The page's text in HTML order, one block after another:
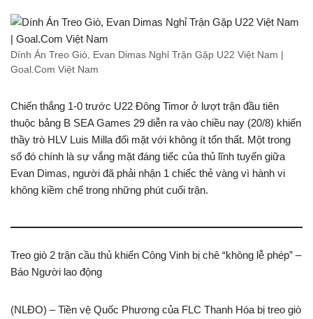
Dính Án Treo Giò, Evan Dimas Nghỉ Trận Gặp U22 Việt Nam |
Goal.Com Việt Nam
Chiến thắng 1-0 trước U22 Đông Timor ở lượt trận đầu tiên
thuộc bảng B SEA Games 29 diễn ra vào chiều nay (20/8) khiến
thầy trò HLV Luis Milla đối mặt với không ít tổn thất. Một trong
số đó chính là sự vắng mặt đáng tiếc của thủ lĩnh tuyến giữa
Evan Dimas, người đã phải nhận 1 chiếc thẻ vàng vì hành vi
không kiềm chế trong những phút cuối trận.
Treo giò 2 trận cầu thủ khiến Công Vinh bị chê “không lễ phép” –
Báo Người lao động
(NLĐO) – Tiền vệ Quốc Phương của FLC Thanh Hóa bị treo giò